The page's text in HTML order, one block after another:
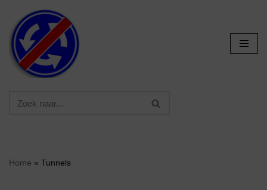
Ga
naar
de
inhoud
Home » Tunnels